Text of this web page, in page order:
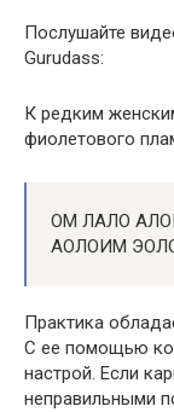
Послушайте
Gurudass:
К редким
фиолетового
ОМ ЛАЛО
АОЛОИМ
Практика
С ее помощью
настрой. Если
неправильными